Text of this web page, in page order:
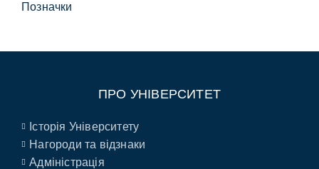
Позначки
ПРО УНІВЕРСИТЕТ
Історія Університету
Нагороди та відзнаки
Адміністрація